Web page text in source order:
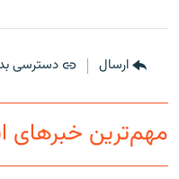
ارسال دسترسی
مهم‌ترین خبرهای